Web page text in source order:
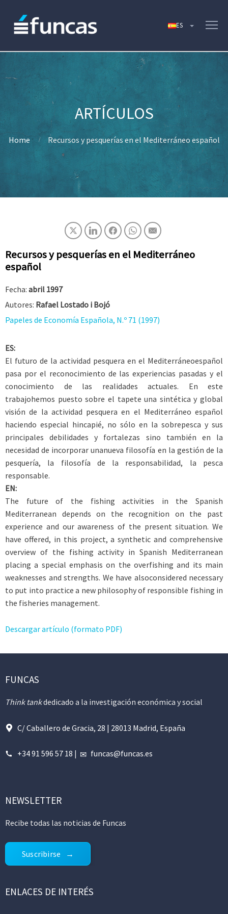
Home Recursos y pesquerías en el Mediterráneo español
Recursos y pesquerías en el Mediterráneo
español
Fecha: abril 1997
Autores: Rafael Lostado i Bojó
Papeles de Economía Española, N.º 71 (1997)
ES:
El futuro de la actividad pesquera en el Mediterráneoespañol
pasa por el reconocimiento de las experiencias pasadas y el
conocimiento de las realidades actuales. En este
trabajohemos puesto sobre el tapete una sintética y global
visión de la actividad pesquera en el Mediterráneo español
haciendo especial hincapié, no sólo en la sobrepesca y sus
principales debilidades y fortalezas sino también en la
necesidad de incorporar unanueva filosofía en la gestión de la
pesquería, la filosofía de la responsabilidad, la pesca
responsable.
EN:
The future of the fishing activities in the Spanish
Mediterranean depends on the recognition on the past
experience and our awareness of the present situation. We
have offered, in this project, a synthetic and comprehensive
overview of the fishing activity in Spanish Mediterranean
placing a special emphasis on the overfishing and its main
weaknesses and strengths. We have alsoconsidered necessary
to put into practice a new philosophy of responsible fishing in
the fisheries management.
Descargar artículo (formato PDF)
FUNCAS
Think tankdedicado a la investigación económica y social
C/ Caballero de Gracia, 28 | 28013 Madrid, España
+34 91 596 57 18 | funcas@funcas.es
NEWSLETTER
Recibe todas las noticias de Funcas
Suscribirse
ENLACES DE INTERÉS